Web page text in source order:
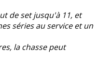
de set jusqu'à 11, et
séries au service et un
la chasse peut